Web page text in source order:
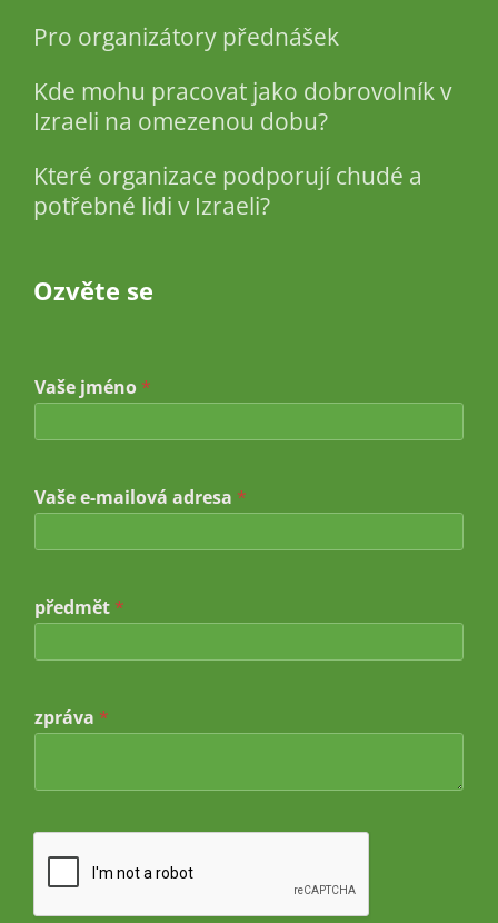
Pro organizátory přednášek
Kde mohu pracovat jako dobrovolník v
Izraeli na omezenou dobu?
Které organizace podporují chudé a
potřebné lidi v Izraeli?
Ozvěte se
d
r
e
a
d
a
*
Vaše jméno *
Vaše e-mailová adresa *
předmět *
zpráva *